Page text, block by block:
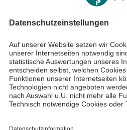
Wir sind für Sie da